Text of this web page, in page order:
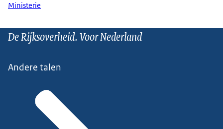
Ministerie
De Rijksoverheid. Voor Nederland
Andere talen